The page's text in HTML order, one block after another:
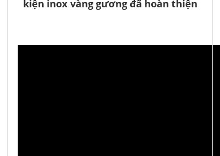
kiện inox vàng gương đã hoàn thiện